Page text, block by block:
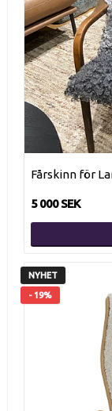
Fårskinn för
5 000 SEK
NYHET
- 19%